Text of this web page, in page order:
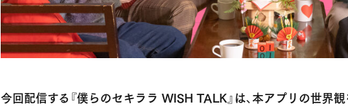
今回配信する『僕らのセキララ WISH TALK』は、本アプリの世界